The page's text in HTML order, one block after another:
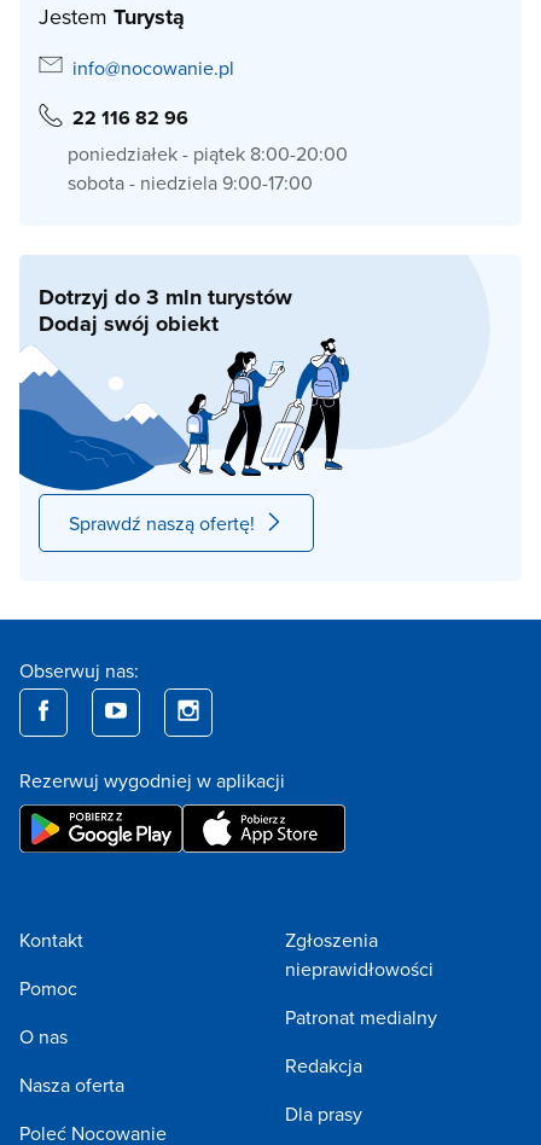
Jestem Turystą
info@nocowanie.pl
22 116 82 96
poniedziałek - piątek 8:00-20:00
sobota - niedziela 9:00-17:00
Dotrzyj do 3 mln turystów
Dodaj swój obiekt
Sprawdź naszą ofertę!
Obserwuj nas:
Rezerwuj wygodniej w aplikacji
Kontakt
Pomoc
O nas
Nasza oferta
Poleć Nocowanie
Zgłoszenia
nieprawidłowości
Patronat medialny
Redakcja
Dla prasy